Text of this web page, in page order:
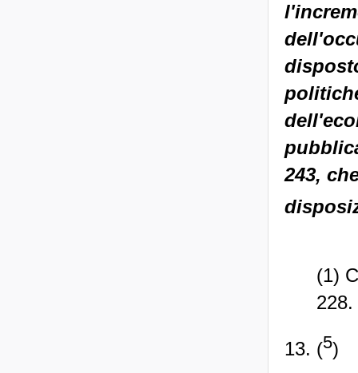
243,
(1)
228.
13. (5)